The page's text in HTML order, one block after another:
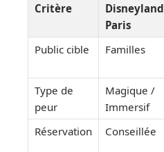
Critère
Disneyland
Paris
Public cible
Familles
Type de
peur
Magique /
Immersif
Réservation
Conseillée